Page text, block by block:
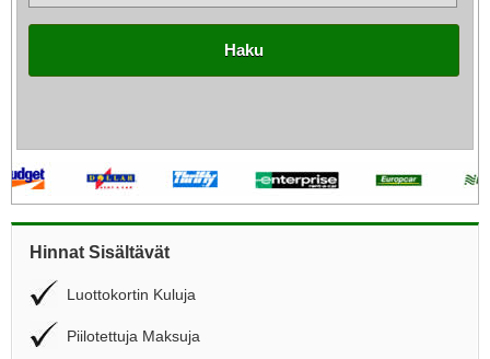
Haku
Hinnat Sisältävät
Luottokortin Kuluja
Piilotettuja Maksuja